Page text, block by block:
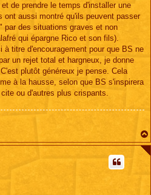
de prendre le temps d'installer une
aussi montré qu'ils peuvent passer
par des situations graves et non
qui épargne Rico et son fils).
titre d'encouragement pour que BS ne
un rejet total et hargneux, je donne
plutôt généreux je pense. Cela
à la hausse, selon que BS s'inspirera
ou d'autres plus crispants.